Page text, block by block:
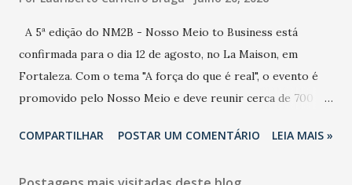
A 5ª edição do NM2B - Nosso Meio to Business está
confirmada para o dia 12 de agosto, no La Maison, em
Fortaleza. Com o tema "A força do que é real", o evento é
promovido pelo Nosso Meio e deve reunir cerca de 700
e lideranças do Mercado Nacional. Desde 2022, o NM2B
COMPARTILHAR POSTAR UM COMENTÁRIO LEIA MAIS »